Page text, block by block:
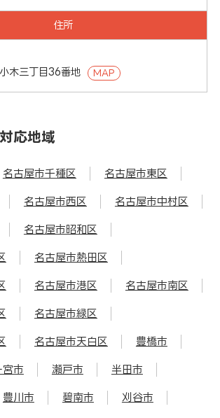
住所
木三丁目36番地
MAP
応地域
名古屋市千種区 名古屋市東区
名古屋市西区 名古屋市中村区
名古屋市昭和区
名古屋市熱田区
名古屋市港区 名古屋市南区
名古屋市緑区
名古屋市天白区 豊橋市
宮市 瀬戸市 半田市
豊川市 碧南市 刈谷市